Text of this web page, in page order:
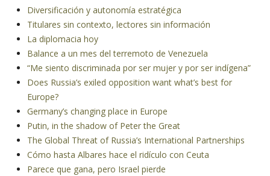
Diversificación y autonomía estratégica
Titulares sin contexto, lectores sin información
La diplomacia hoy
Balance a un mes del terremoto de Venezuela
“Me siento discriminada por ser mujer y por ser indígena”
Does Russia’s exiled opposition want what’s best for
Europe?
Germany’s changing place in Europe
Putin, in the shadow of Peter the Great
The Global Threat of Russia’s International Partnerships
Cómo hasta Albares hace el ridículo con Ceuta
Parece que gana, pero Israel pierde